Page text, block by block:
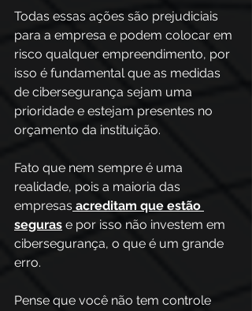
Todas essas ações são prejudiciais
para a empresa e podem colocar em
risco qualquer empreendimento, por
isso é fundamental que as medidas
de cibersegurança sejam uma
prioridade e estejam presentes no
orçamento da instituição.
Fato que nem sempre é uma
realidade, pois a maioria das
empresas acreditam que estão
seguras e por isso não investem em
cibersegurança, o que é um grande
erro.
Pense que você não tem controle